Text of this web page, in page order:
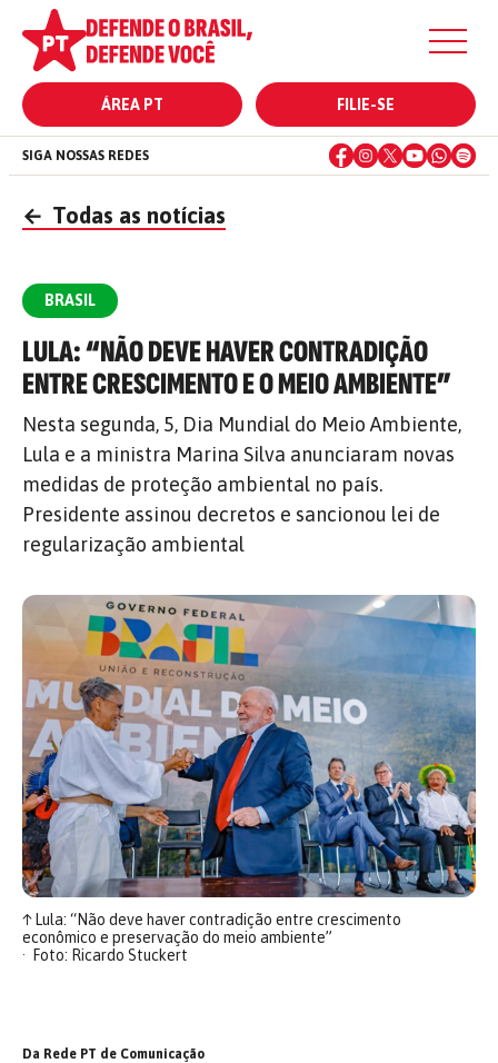
ÁREA PT FILIE-SE
SIGA NOSSAS REDES
← Todas as notícias
BRASIL
LULA: “NÃO DEVE HAVER CONTRADIÇÃO
ENTRE CRESCIMENTO E O MEIO AMBIENTE”
Nesta segunda, 5, Dia Mundial do Meio Ambiente,
Lula e a ministra Marina Silva anunciaram novas
medidas de proteção ambiental no país.
Presidente assinou decretos e sancionou lei de
regularização ambiental
↑Lula: “Não deve haver contradição entre crescimento
econômico e preservação do meio ambiente”
Foto: Ricardo Stuckert
Da Rede PT de Comunicação